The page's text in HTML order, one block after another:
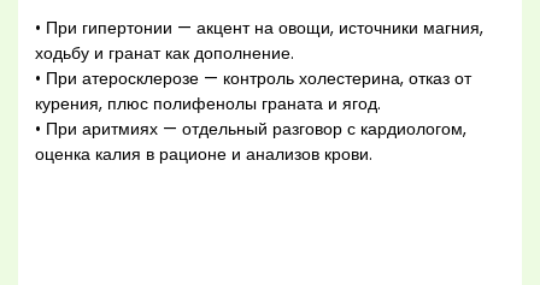
• При гипертонии — акцент на овощи, источники магния,
ходьбу и гранат как дополнение.
• При атеросклерозе — контроль холестерина, отказ от
курения, плюс полифенолы граната и ягод.
• При аритмиях — отдельный разговор с кардиологом,
оценка калия в рационе и анализов крови.